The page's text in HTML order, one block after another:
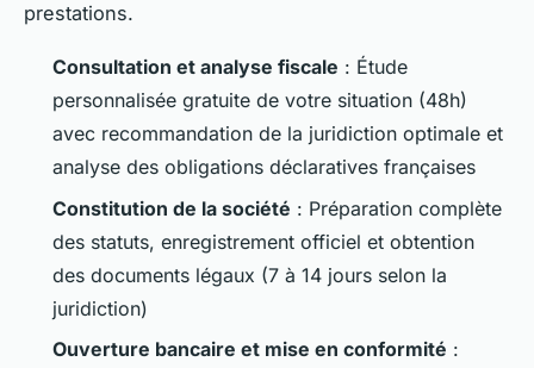
prestations.
Consultation et analyse fiscale : Étude
personnalisée gratuite de votre situation (48h)
avec recommandation de la juridiction optimale et
analyse des obligations déclaratives françaises
Constitution de la société : Préparation complète
des statuts, enregistrement officiel et obtention
des documents légaux (7 à 14 jours selon la
juridiction)
Ouverture bancaire et mise en conformité :